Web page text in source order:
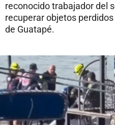
reconocido trabajador del
recuperar objetos
de Guatapé.